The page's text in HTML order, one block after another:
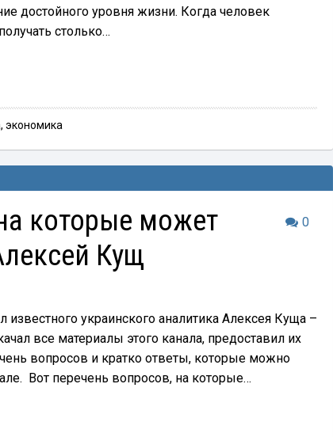
достойного уровня жизни. Когда человек
столько…
, экономика
0
которые может
Кущ
известного украинского аналитика Алексея Куща –
все материалы этого канала, предоставил их
вопросов и кратко ответы, которые можно
Вот перечень вопросов, на которые…